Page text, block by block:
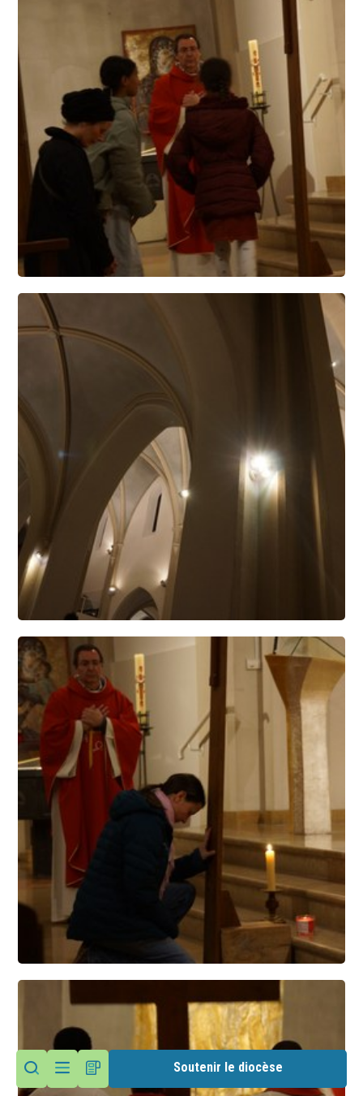
Soutenir le diocèse